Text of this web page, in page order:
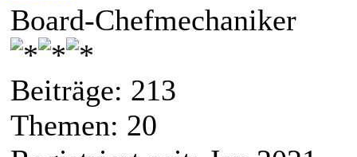
Board-Chefmechaniker
Beiträge: 213
Themen: 20